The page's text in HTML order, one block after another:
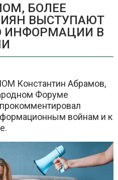
БОЛЕЕ
ВЫСТУПАЮТ
ИНФОРМАЦИИ В
Константин Абрамов,
Форуме
войнам и к